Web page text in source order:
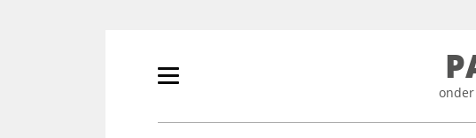
Primair
tonen/verbergen